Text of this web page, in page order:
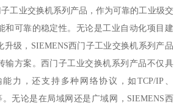
交换机系列产品，作为可靠的工业级交
和可靠的稳定性。无论是工业自动化项目建
升级，SIEMENS西门子工业交换机系列产品
输方案。西门子工业交换机系列产品不仅具
力，还支持多种网络协议，如TCP/IP、
。无论是在局域网还是广域网，SIEMENS西